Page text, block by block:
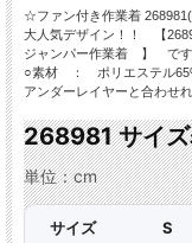
☆ファン付き作業着
大人気デザイン！！ 【
ジャンパー作業着 】 です
○素材 ： ポリエステル
アンダーレイヤーと合わせ
268981 サイ
単位：cm
サイズ S